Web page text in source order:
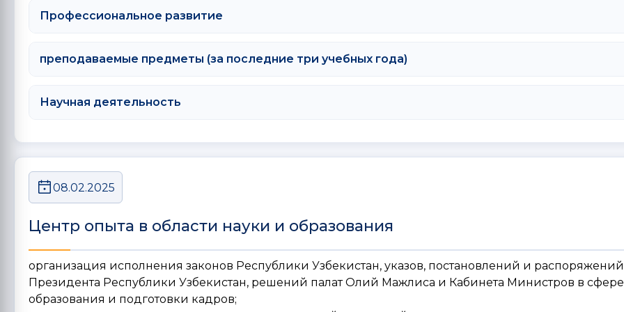
Профессиональное развитие
преподаваемые предметы (за последние три учебных года)
Научная деятельность
08.02.2025
Центр опыта в области науки и образования
организация исполнения законов Республики Узбекистан, указов, постановлений и распоряжений
Президента Республики Узбекистан, решений палат Олий Мажлиса и Кабинета Министров в сфере
образования и подготовки кадров;